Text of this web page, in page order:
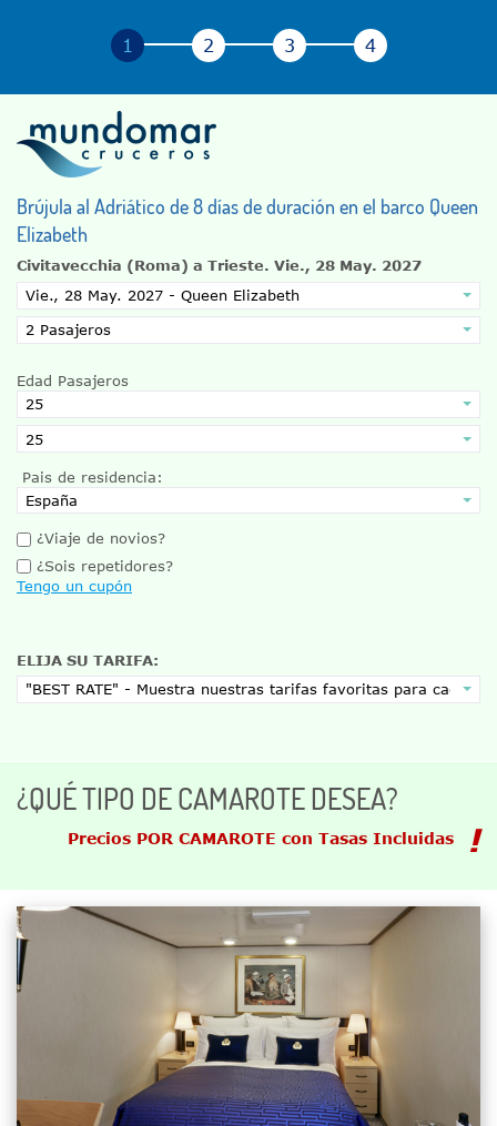
Brújula al Adriático de 8 días de duración en el barco Queen
Elizabeth
Civitavecchia (Roma) a Trieste. Vie., 28 May. 2027
Edad Pasajeros
Pais de residencia:
¿Viaje de novios?
¿Sois repetidores?
Tengo un cupón
ELIJA SU TARIFA:
¿QUÉ TIPO DE CAMAROTE DESEA?
Precios POR CAMAROTE con Tasas Incluidas